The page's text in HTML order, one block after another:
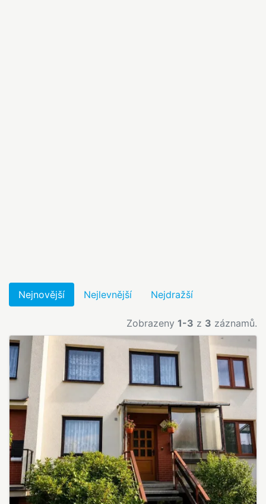
Nejnovější Nejlevnější Nejdražší
Zobrazeny 1-3 z 3 záznamů.